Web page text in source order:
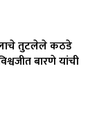
तुटलेले कठडे
बारणे यांची